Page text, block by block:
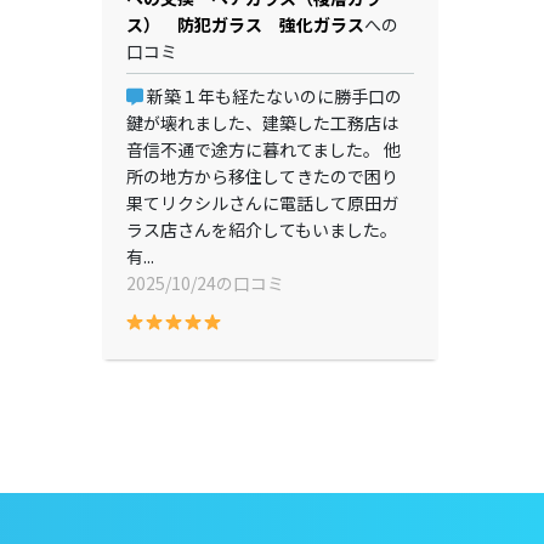
ス） 防犯ガラス 強化ガラスへの
口コミ
新築１年も経たないのに勝手口の
鍵が壊れました、建築した工務店は
音信不通で途方に暮れてました。 他
所の地方から移住してきたので困り
果てリクシルさんに電話して原田ガ
ラス店さんを紹介してもいました。
有...
2025/10/24の口コミ